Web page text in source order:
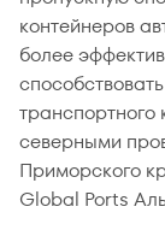
контейнеров
более
северными
Приморского
Global Ports